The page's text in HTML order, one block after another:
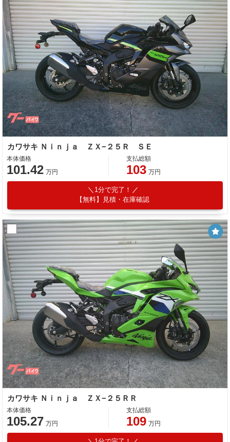
カワサキ Ｎｉｎｊａ ＺＸ−２５Ｒ ＳＥ
本体価格
101.42 万円
支払総額
103 万円
1分で完了！
【無料】見積・在庫確認
カワサキ Ｎｉｎｊａ ＺＸ−２５ＲＲ
本体価格
105.27 万円
支払総額
109 万円